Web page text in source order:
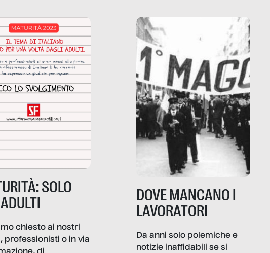
la nostra vita
come.
SOLO
chiesto ai nostri
professionisti o in via
DOVE MANCANO I
LAVORATORI
Da anni solo polemiche e
notizie inaffidabili se si